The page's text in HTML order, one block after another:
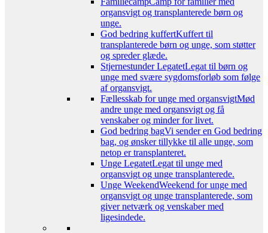
organsvigt og transplanterede børn og
unge.
God bedring kuffertKuffert til
transplanterede børn og unge, som støtter
og spreder glæde.
Stjernestunder LegatetLegat til børn og
unge med svære sygdomsforløb som følge
af organsvigt.
Fællesskab for unge med organsvigtMød
andre unge med organsvigt og få
venskaber og minder for livet.
God bedring bagVi sender en God bedring
bag, og ønsker tillykke til alle unge, som
netop er transplanteret.
Unge LegatetLegat til unge med
organsvigt og unge transplanterede.
Unge WeekendWeekend for unge med
organsvigt og unge transplanterede, som
giver netværk og venskaber med
ligesindede.